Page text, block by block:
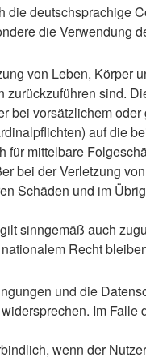
deutschsprachige
die Verwendung
von Leben,
sind.
bei vorsätzlichem
auf die
für mittelbare
bei der Verletzung
Schäden und im
sinngemäß auch
Recht
und die
Im
wenn der